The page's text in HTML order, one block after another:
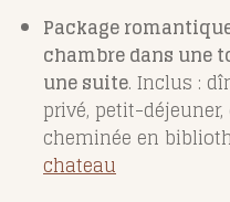
Package
chambre dans une
une suite. Inclus :
privé, petit-
cheminée en
chateau